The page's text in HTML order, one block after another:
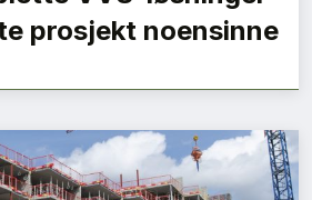
prosjekt noensinne